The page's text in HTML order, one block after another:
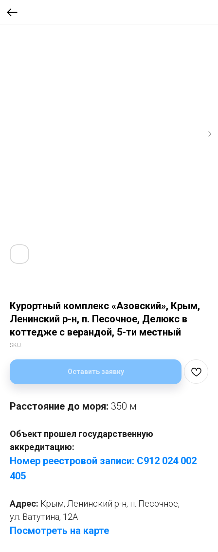
Курортный комплекс «Азовский», Крым,
Ленинский р-н, п. Песочное, Делюкс в
коттедже с верандой, 5-ти местный
SKU:
Оставить заявку
Расстояние до моря: 350 м
Объект прошел государственную
аккредитацию:
Номер реестровой записи: С912 024 002
405
Адрес: Крым, Ленинский р-н, п. Песочное,
ул. Ватутина, 12А
Посмотреть на карте